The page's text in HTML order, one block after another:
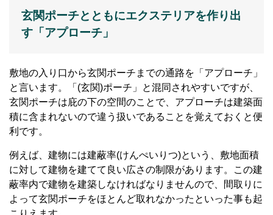
玄関ポーチとともにエクステリアを作り出
す「アプローチ」
敷地の入り口から玄関ポーチまでの通路を「アプローチ」
と言います。「 (玄関)ポーチ」と混同されやすいですが、
玄関ポーチは庇の下の空間のことで、アプローチは建築面
積に含まれないので違う扱いであることを覚えておくと便
利です。
例えば、建物には建蔽率(けんぺいりつ)という、敷地面積
に対して建物を建てて良い広さの制限があります。この建
蔽率内で建物を建築しなければなりませんので、間取りに
よって玄関ポーチをほとんど取れなかったといった事も起